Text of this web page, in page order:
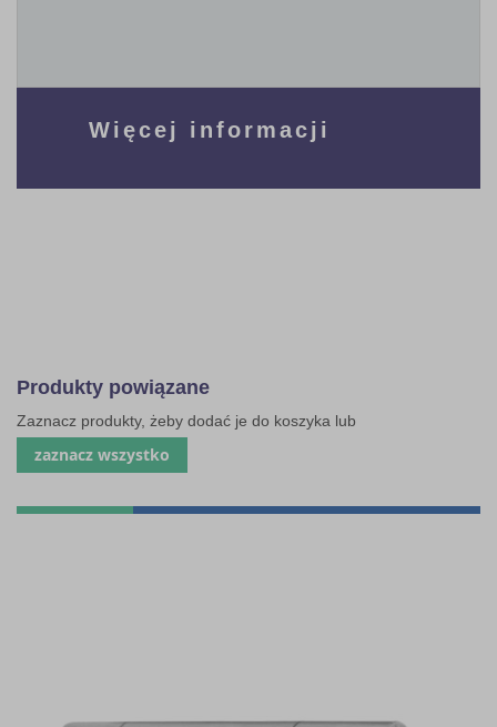
Więcej informacji
Produkty powiązane
Zaznacz produkty, żeby dodać je do koszyka lub
zaznacz wszystko